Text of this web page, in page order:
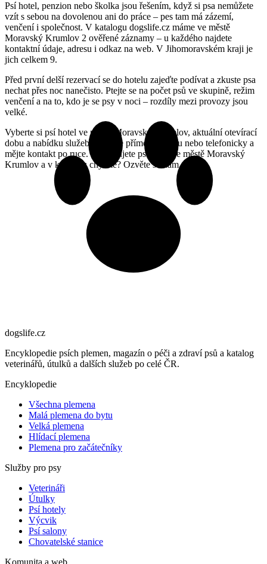
Psí hotel, penzion nebo školka jsou řešením, když si psa nemůžete
vzít s sebou na dovolenou ani do práce – pes tam má zázemí,
venčení i společnost. V katalogu dogslife.cz máme ve městě
Moravský Krumlov 2 ověřené záznamy – u každého najdete
kontaktní údaje, adresu i odkaz na web. V Jihomoravském kraji je
jich celkem 9.
Před první delší rezervací se do hotelu zajeďte podívat a zkuste psa
nechat přes noc nanečisto. Ptejte se na počet psů ve skupině, režim
venčení a na to, kdo je se psy v noci – rozdíly mezi provozy jsou
velké.
Vyberte si psí hotel ve městě Moravský Krumlov, aktuální otevírací
dobu a nabídku služeb si ověřte přímo na webu nebo telefonicky a
mějte kontakt po ruce. Provozujete psí hotel ve městě Moravský
Krumlov a v katalogu chybíte? Ozvěte se nám.
dogslife.cz
Encyklopedie psích plemen, magazín o péči a zdraví psů a katalog
veterinářů, útulků a dalších služeb po celé ČR.
Encyklopedie
Všechna plemena
Malá plemena do bytu
Velká plemena
Hlídací plemena
Plemena pro začátečníky
Služby pro psy
Veterináři
Útulky
Psí hotely
Výcvik
Psí salony
Chovatelské stanice